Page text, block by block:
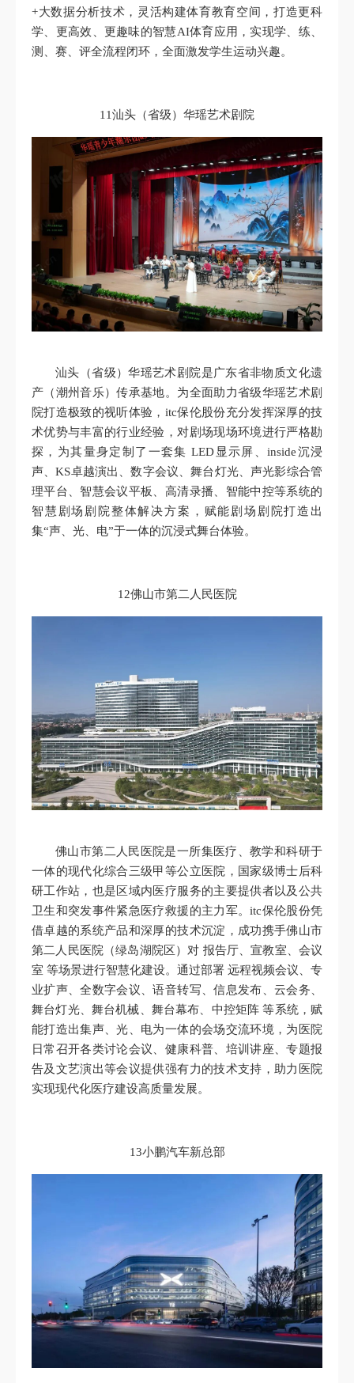
+大数据分析技术，灵活构建体育教育空间，打造更科
学、更高效、更趣味的智慧AI体育应用，实现学、练、
测、赛、评全流程闭环，全面激发学生运动兴趣。
11汕头（省级）华瑶艺术剧院
汕头（省级）华瑶艺术剧院是广东省非物质文化遗
产（潮州音乐）传承基地。为全面助力省级华瑶艺术剧
院打造极致的视听体验，itc保伦股份充分发挥深厚的技
术优势与丰富的行业经验，对剧场现场环境进行严格勘
探，为其量身定制了一套集 LED显示屏、inside沉浸
声、KS卓越演出、数字会议、舞台灯光、声光影综合管
理平台、智慧会议平板、高清录播、智能中控等系统的
智慧剧场剧院整体解决方案，赋能剧场剧院打造出
集“声、光、电”于一体的沉浸式舞台体验。
12佛山市第二人民医院
佛山市第二人民医院是一所集医疗、教学和科研于
一体的现代化综合三级甲等公立医院，国家级博士后科
研工作站，也是区域内医疗服务的主要提供者以及公共
卫生和突发事件紧急医疗救援的主力军。itc保伦股份凭
借卓越的系统产品和深厚的技术沉淀，成功携手佛山市
第二人民医院（绿岛湖院区）对 报告厅、宣教室、会议
室 等场景进行智慧化建设。通过部署 远程视频会议、专
业扩声、全数字会议、语音转写、信息发布、云会务、
舞台灯光、舞台机械、舞台幕布、中控矩阵 等系统，赋
能打造出集声、光、电为一体的会场交流环境，为医院
日常召开各类讨论会议、健康科普、培训讲座、专题报
告及文艺演出等会议提供强有力的技术支持，助力医院
实现现代化医疗建设高质量发展。
13小鹏汽车新总部